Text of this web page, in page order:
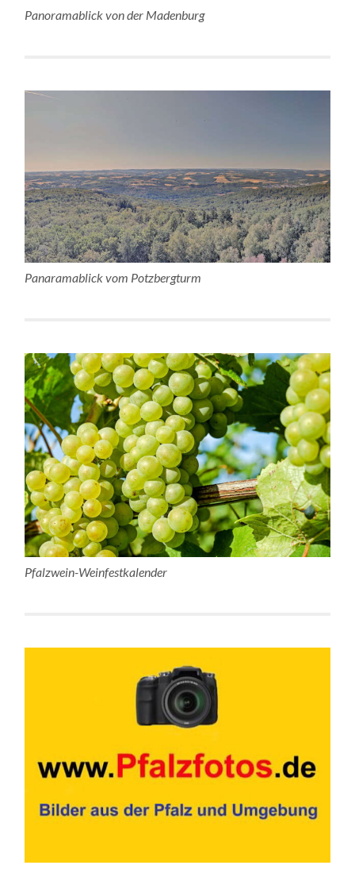
Panoramablick von der Madenburg
Panaramablick vom Potzbergturm
Pfalzwein-Weinfestkalender